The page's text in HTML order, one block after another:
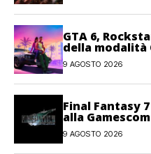
GTA 6,
della modalità
player
9 AGOSTO 2026
Final Fantasy
alla
9 AGOSTO 2026